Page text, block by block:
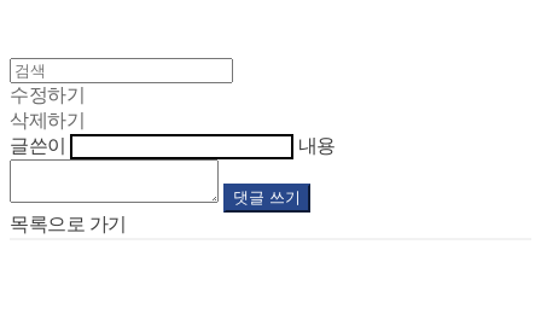
수정하기
삭제하기
글쓴이
내용
댓글 쓰기
목록으로 가기